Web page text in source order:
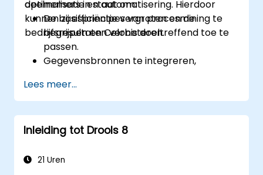
optimalisatie en automatisering. Hierdoor
kunnen zij efficiëntie vergroten en de
bedrijfsresultaten verbeteren.
deelnemers in staat om:
De basisprincipes van procesmining te
begrijpen en Celonis doeltreffend toe te
passen.
Gegevensbronnen te integreren,
te geven.
Processen te analyseren aan de hand van
KPI’s en benchmarks.
Workflows te automatiseren en Celonis
taakautomatisering.
Lees meer...
Inleiding tot Drools 8
21 Uren